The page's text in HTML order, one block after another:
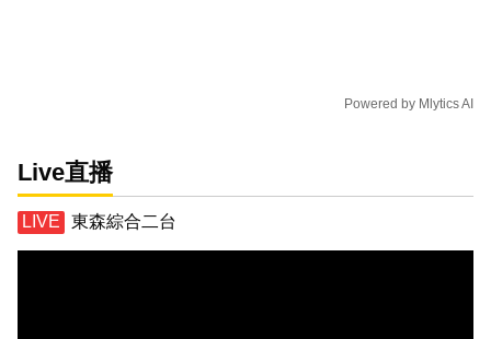
Powered by Mlytics AI
Live直播
東森綜合二台